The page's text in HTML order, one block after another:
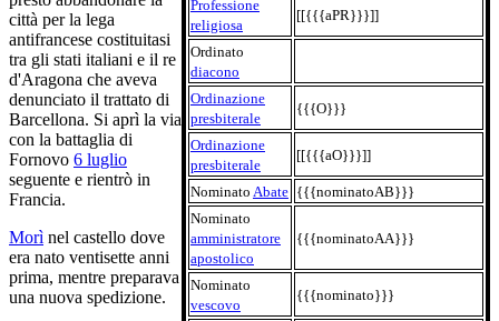
Professione
religiosa
[[{{{aPR}}}]]
Ordinato
diacono
Ordinazione
presbiterale
{{{O}}}
Ordinazione
presbiterale
[[{{{aO}}}]]
Nominato Abate {{{nominatoAB}}}
Nominato
amministratore
apostolico
{{{nominatoAA}}}
Nominato
vescovo
{{{nominato}}}
città per la lega
antifrancese costituitasi
tra gli stati italiani e il re
d'Aragona che aveva
denunciato il trattato di
Barcellona. Si aprì la via
con la battaglia di
Fornovo 6 luglio
seguente e rientrò in
Francia.
Morì nel castello dove
era nato ventisette anni
prima, mentre preparava
una nuova spedizione.